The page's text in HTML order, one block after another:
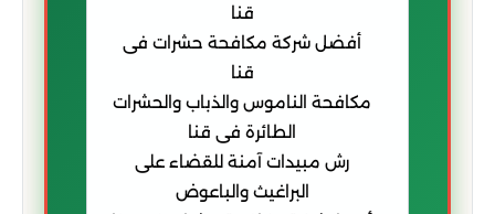
قنا
أفضل شركة مكافحة حشرات فى
قنا
مكافحة الناموس والذباب والحشرات
الطائرة فى قنا
رش مبيدات آمنة للقضاء على
البراغيث والباعوض